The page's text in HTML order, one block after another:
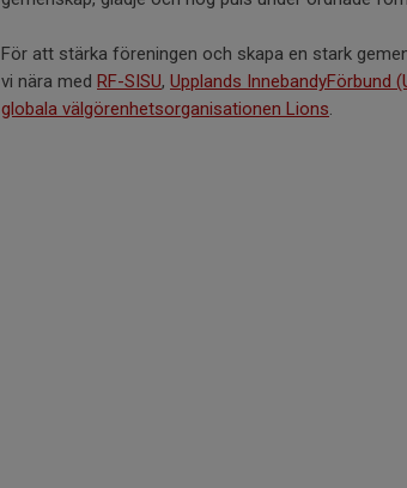
För att stärka föreningen och skapa en stark
vi nära med RF-SISU, Upplands InnebandyFörbund
globala välgörenhetsorganisationen Lions.